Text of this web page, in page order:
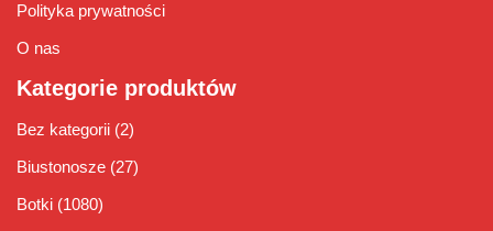
Polityka prywatności
O nas
Kategorie produktów
Bez kategorii (2)
Biustonosze (27)
Botki (1080)